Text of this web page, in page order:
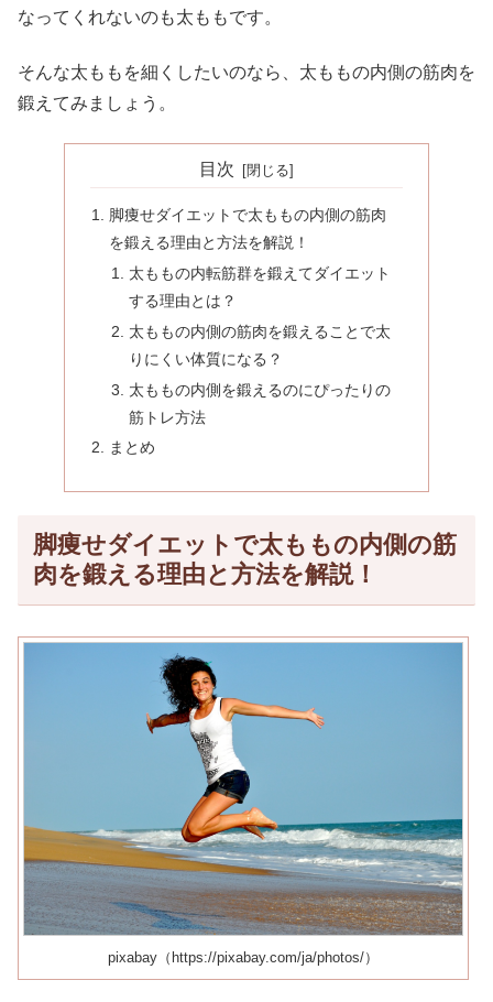
なってくれないのも太ももです。
そんな太ももを細くしたいのなら、太ももの内側の筋肉を
鍛えてみましょう。
目次
脚痩せダイエットで太ももの内側の筋肉
を鍛える理由と方法を解説！
太ももの内転筋群を鍛えてダイエット
する理由とは？
太ももの内側の筋肉を鍛えることで太
りにくい体質になる？
太ももの内側を鍛えるのにぴったりの
筋トレ方法
まとめ
脚痩せダイエットで太ももの内側の筋
肉を鍛える理由と方法を解説！
pixabay（https://pixabay.com/ja/photos/）